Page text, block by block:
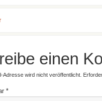
einen
Adresse wird nicht veröffentlicht.
*